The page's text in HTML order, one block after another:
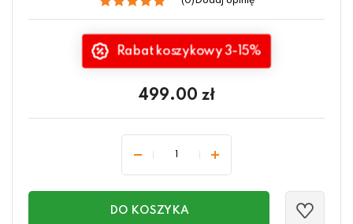
Rabat koszykowy 3-15%
499.00 zł
DO KOSZYKA